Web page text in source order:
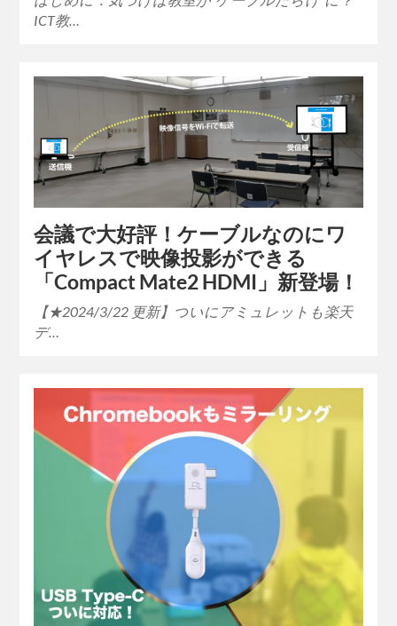
ICT教…
会議で大好評！ケーブルなのにワ
イヤレスで映像投影ができる
「Compact Mate2 HDMI」新登場！
【★2024/3/22 更新】ついにアミュレットも楽天
デ…